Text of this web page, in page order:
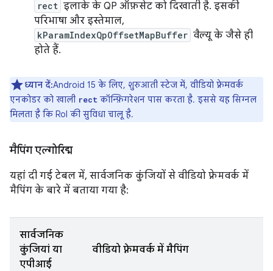
rect इलाके के QP ऑफ़सेट को दिखाती है. इसकी
परिभाषा और इस्तेमाल,
kParamIndexQpOffsetMapBuffer वैल्यू के जैसे ही
होते हैं.
ध्यान दें:Android 15 के लिए, शुरुआती स्टेज में, वीडियो फ़्रेमवर्क
एनकोडर को खाली rect कॉन्फ़िगरेशन पास करता है. इससे यह सिग्नल
मिलता है कि RoI की सुविधा चालू है.
मैपिंग एल्गोरिद्म
यहां दी गई टेबल में, सार्वजनिक कुंजियों से वीडियो फ़्रेमवर्क में
मैपिंग के बारे में बताया गया है:
सार्वजनिक
कुंजियां या
एपीआई
वीडियो फ़्रेमवर्क में मैपिंग